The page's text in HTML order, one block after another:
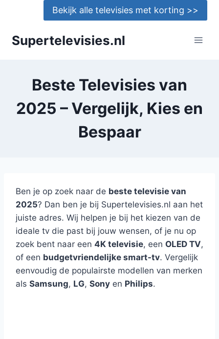
Bekijk alle televisies met korting >>
Supertelevisies.nl
Beste Televisies van
2025 – Vergelijk, Kies en
Bespaar
Ben je op zoek naar de beste televisie van
2025? Dan ben je bij Supertelevisies.nl aan het
juiste adres. Wij helpen je bij het kiezen van de
ideale tv die past bij jouw wensen, of je nu op
zoek bent naar een 4K televisie, een OLED TV,
of een budgetvriendelijke smart-tv. Vergelijk
eenvoudig de populairste modellen van merken
als Samsung, LG, Sony en Philips.